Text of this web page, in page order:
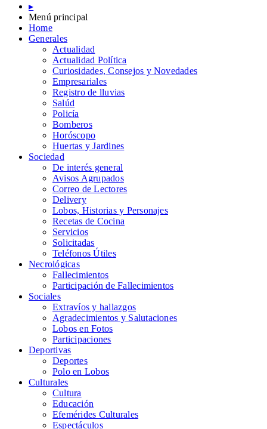
▸
Menú principal
Home
Generales
Actualidad
Actualidad Política
Curiosidades, Consejos y Novedades
Empresariales
Registro de lluvias
Salúd
Policía
Bomberos
Horóscopo
Huertas y Jardines
Sociedad
De interés general
Avisos Agrupados
Correo de Lectores
Delivery
Lobos, Historias y Personajes
Recetas de Cocina
Servicios
Solicitadas
Teléfonos Útiles
Necrológicas
Fallecimientos
Participación de Fallecimientos
Sociales
Extravíos y hallazgos
Agradecimientos y Salutaciones
Lobos en Fotos
Participaciones
Deportivas
Deportes
Polo en Lobos
Culturales
Cultura
Educación
Efemérides Culturales
Espectáculos